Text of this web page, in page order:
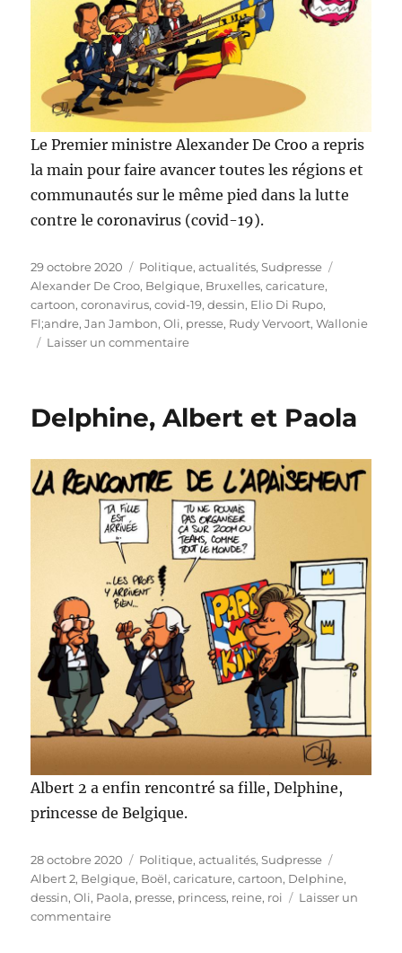
Le Premier ministre Alexander De Croo a repris
la main pour faire avancer toutes les régions et
communautés sur le même pied dans la lutte
contre le coronavirus (covid-19).
Publié
le
29 octobre 2020 Catégories
Politique, actualités,Sudpresse
Alexander De Croo, Belgique, Bruxelles,caricature,
cartoon,coronavirus,covid-19,dessin, Elio Di Rupo,
Fl;andre,Jan Jambon,Oli, presse, Rudy Vervoort,Wallonie
Laisser un commentairesur
Delphine, Albert et Paola
Albert 2 a enfin rencontré sa fille, Delphine,
princesse de Belgique.
Publié
le
28 octobre 2020 Catégories
Politique, actualités,Sudpresse
Albert 2, Belgique, Boël,caricature,cartoon, Delphine,
dessin,Oli, Paola, presse, princess, reine, roi
Laisser un
commentairesur